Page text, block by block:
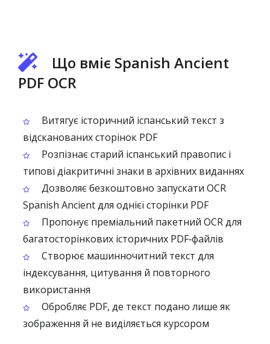
Що вміє Spanish Ancient
PDF OCR
Витягує історичний іспанський текст з
відсканованих сторінок PDF
Розпізнає старий іспанський правопис і
типові діакритичні знаки в архівних виданнях
Дозволяє безкоштовно запускати OCR
Spanish Ancient для однієї сторінки PDF
Пропонує преміальний пакетний OCR для
багатосторінкових історичних PDF‑файлів
Створює машинночитний текст для
індексування, цитування й повторного
використання
Обробляє PDF, де текст подано лише як
зображення й не виділяється курсором